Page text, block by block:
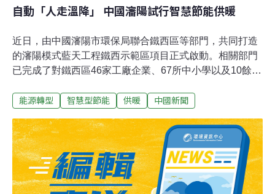
自動「人走溫降」 中國瀋陽試行智慧節能供暖
近日，由中國瀋陽市環保局聯合鐵西區等部門，共同打造
的瀋陽模式藍天工程鐵西示範區項目正式啟動。相關部門
已完成了對鐵西區46家工廠企業、67所中小學以及10餘座
單。通過供暖自動化節能改造，未來的供暖系統會更加節
區策略、氣候補償控制、智慧化集中管控等四大策略，結
合物聯監控技術、終端控制技術、水力平衡技術、管網除
垢防垢技術、輸配變頻技術、大數據雲技術等六大技術，
最終打造一個智慧化、系統性、專家級城市智慧能耗管理
系統。以大數據雲技術為例，通過對整棟大樓的每個房間
能源轉型 智慧型節能 供暖 中國新聞